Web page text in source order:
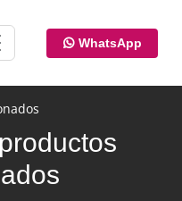
WhatsApp